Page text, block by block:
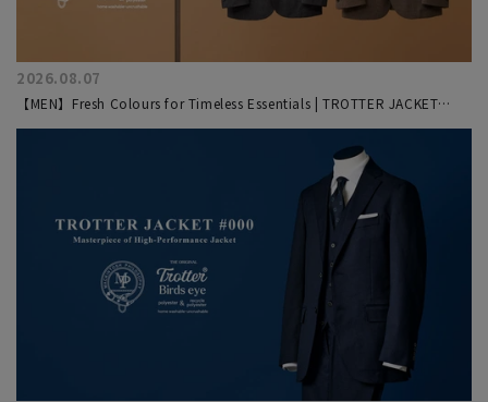
2026.08.07
【MEN】Fresh Colours for Timeless Essentials | TROTTER JACKET